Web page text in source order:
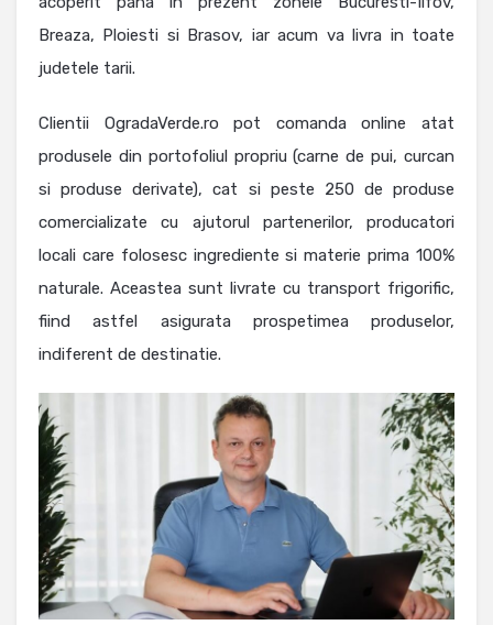
Breaza, Ploiesti si Brasov, iar acum va livra in toate
judetele tarii.
Clientii OgradaVerde.ro pot comanda online atat
produsele din portofoliul propriu (carne de pui, curcan
si produse derivate), cat si peste 250 de produse
comercializate cu ajutorul partenerilor, producatori
locali care folosesc ingrediente si materie prima 100%
naturale. Aceastea sunt livrate cu transport frigorific,
fiind astfel asigurata prospetimea produselor,
indiferent de destinatie.